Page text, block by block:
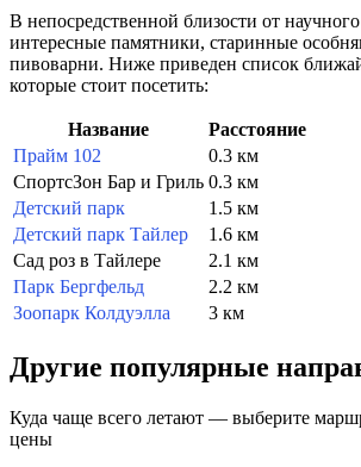
В непосредственной близости от
интересные памятники, старинные
пивоварни. Ниже приведен список
которые стоит посетить:
Название
Расстояние
Прайм 102
0.3 км
СпортсЗон Бар и Гриль 0.3 км
Детский парк
1.5 км
Детский парк Тайлер
1.6 км
Сад роз в Тайлере
2.1 км
Парк Бергфельд
2.2 км
Зоопарк Колдуэлла
3 км
Другие популярные
Куда чаще всего летают — выберите
цены